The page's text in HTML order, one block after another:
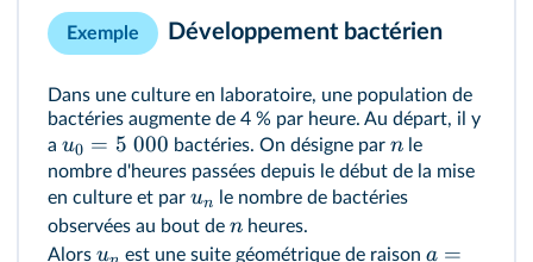
Exemple Développement bactérien
Dans une culture en laboratoire, une population de
bactéries augmente de 4 % par heure. Au départ, il y
a u0 = 5 000 bactéries. On désigne par nle
nombre d'heures passées depuis le début de la mise
en culture et par un
le nombre de bactéries
observées au bout de n heures.
Alors u est une suite géométrique de raison a =